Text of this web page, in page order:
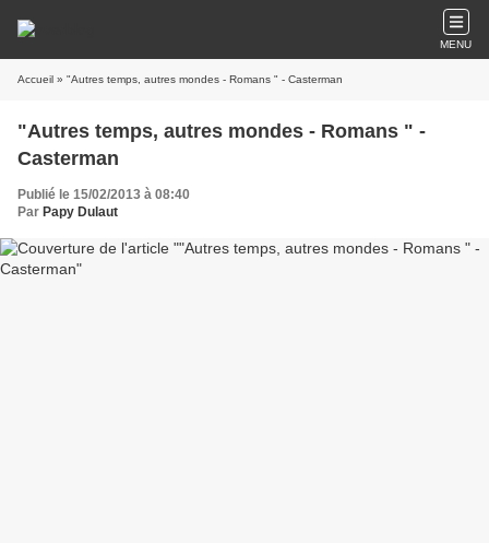
MENU
Accueil » "Autres temps, autres mondes - Romans " - Casterman
"Autres temps, autres mondes - Romans " -
Casterman
Publié le 15/02/2013 à 08:40
Par Papy Dulaut